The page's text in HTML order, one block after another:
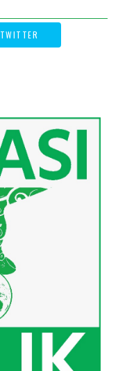
TWITTER